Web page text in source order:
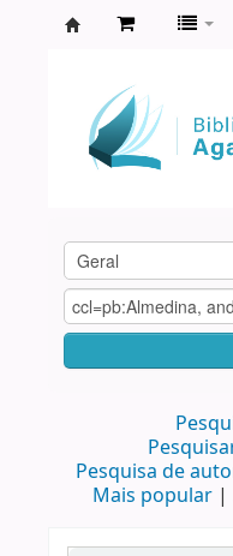
Agamenon
Magalhães
Pesquisa de
Mais popular